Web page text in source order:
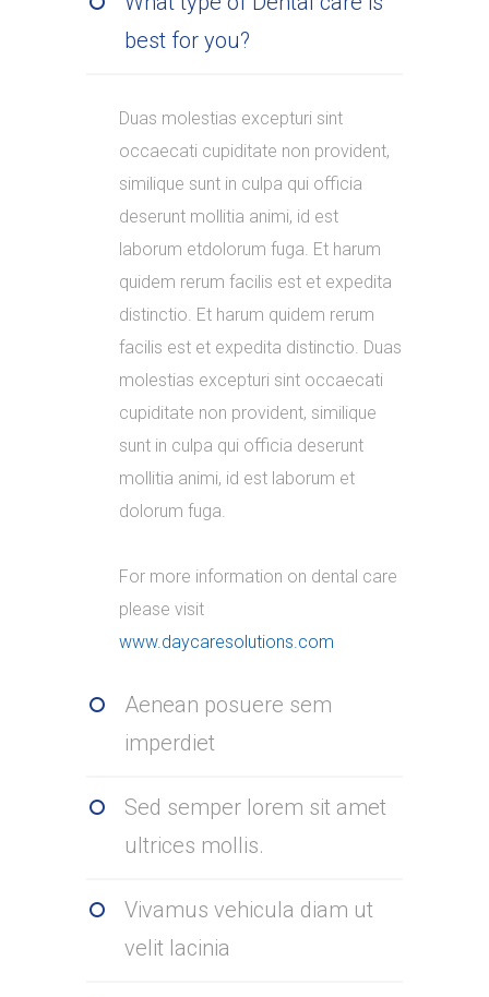
best for you?
Duas molestias excepturi sint
occaecati cupiditate non provident,
similique sunt in culpa qui officia
deserunt mollitia animi, id est
laborum etdolorum fuga. Et harum
quidem rerum facilis est et expedita
distinctio. Et harum quidem rerum
facilis est et expedita distinctio. Duas
molestias excepturi sint occaecati
cupiditate non provident, similique
sunt in culpa qui officia deserunt
mollitia animi, id est laborum et
dolorum fuga.
For more information on dental care
please visit
www.daycaresolutions.com
Aenean posuere sem
imperdiet
Sed semper lorem sit amet
ultrices mollis.
Vivamus vehicula diam ut
velit lacinia